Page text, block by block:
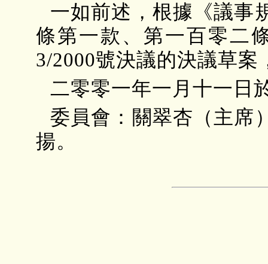
一如前述，根據《議事
條第一款、第一百零二
3/2000號決議的決議草
二零零一年一月十一日
委員會：關翠杏（主席
揚。